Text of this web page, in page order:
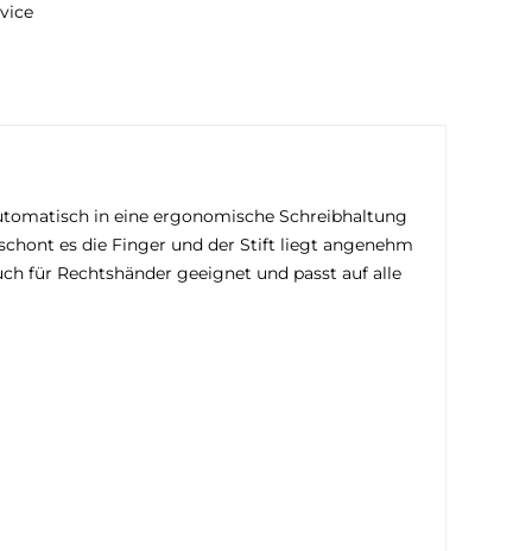
in eine ergonomische Schreibhaltung
es die Finger und der Stift liegt angenehm
für Rechtshänder geeignet und passt auf alle